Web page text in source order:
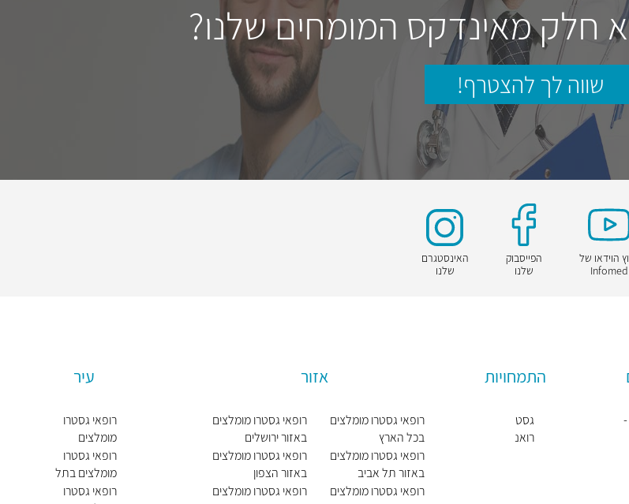
חלק מאינדקס המומחים שלנו?
שווה לך להצטרף!
הוידאו של
Infomed
הפייסבוק
שלנו
האינסטגרם
שלנו
התמחויות
גסט
רואנ
אזור
רופאי גסטרו מומלצים
בכל הארץ
רופאי גסטרו מומלצים
באזור תל אביב
רופאי גסטרו מומלצים
רופאי גסטרו מומלצים
באזור ירושלים
רופאי גסטרו מומלצים
באזור הצפון
רופאי גסטרו מומלצים
עיר
רופאי גסטרו
מומלצים
בירושלים
רופאי גסטרו
מומלצים בתל
אביב יפו
רופאי גסטרו